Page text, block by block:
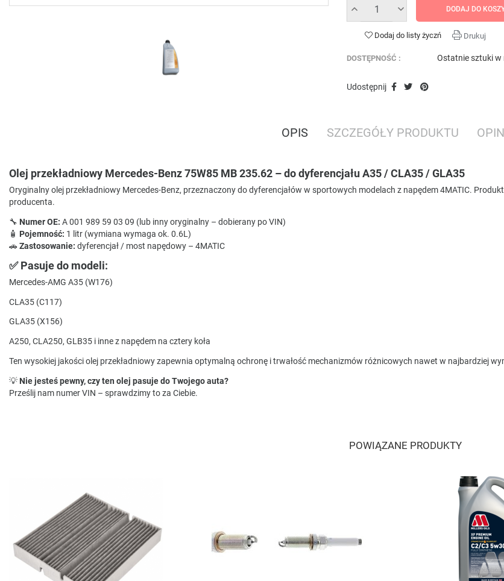
DODAJ DO
Dodaj do listy życzń Drukuj
DOSTĘPNOŚĆ : Ostatnie sztuki w
Udostępnij
OPIS SZCZEGÓŁY PRODUKTU
Olej przekładniowy Mercedes-Benz 75W85 MB 235.62 – do dyferencjału A35 / CLA35 / GLA35
Oryginalny olej przekładniowy Mercedes-Benz, przeznaczony do dyferencjałów w sportowych modelach z napędem 4MATIC.
producenta.
🔧 Numer OE: A 001 989 59 03 09 (lub inny oryginalny – dobierany po VIN)
🧴 Pojemność: 1 litr (wymiana wymaga ok. 0.6L)
🚗Zastosowanie: dyferencjał / most napędowy – 4MATIC
✅Pasuje do modeli:
Mercedes-AMG A35 (W176)
CLA35 (C117)
GLA35 (X156)
A250, CLA250, GLB35 i inne z napędem na cztery koła
Ten wysokiej jakości olej przekładniowy zapewnia optymalną ochronę i trwałość mechanizmów różnicowych nawet w najbardziej
💡 Nie jesteś pewny, czy ten olej pasuje do Twojego auta?
Prześlij nam numer VIN – sprawdzimy to za Ciebie.
POWIĄZANE PRODUKTY